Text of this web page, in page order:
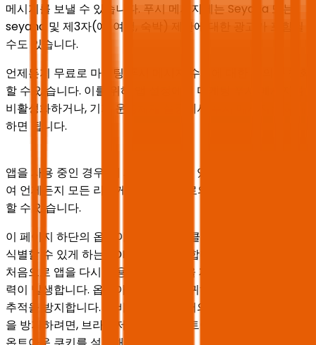
메시지를 보낼 수 있습니다. 푸시 메시지에는 Seyaha 또는
seyaha 및 제3자(예: 여행, 숙박) 제안에 대한 광고가 포함될
수도 있습니다.
언제든지 무료로 마케팅 푸시 메시지 수신에 대한 동의를 철회
할 수 있습니다. 이를 위해 앱 설정에서 마케팅 푸시 메시지를
비활성화하거나, 기기 운영체제 설정에서 푸시 메시지를 해제
하면 됩니다.
앱을 사용 중인 경우, 이 페이지 하단에 있는 스위치를 사용하
여 언제든지 모든 리타게팅 제공업체로의 데이터 전송을 차단
할 수 있습니다.
이 페이지 하단의 옵트아웃 스위치를 클릭하면, 당사는 귀하를
식별할 수 있게 하는 SDK를 비활성화합니다. 옵트아웃은 이후
처음으로 앱을 다시 사용할 때(즉, 앱을 재시작한 후)부터 효
력이 발생합니다. 옵트아웃 스위치는 귀하가 앱을 사용할 때
추적을 방지합니다. 서비스 사이트에서의 추적 또는 리타게팅
을 방지하려면, 브라우저 설정에서 옵트아웃 버튼을 클릭하여